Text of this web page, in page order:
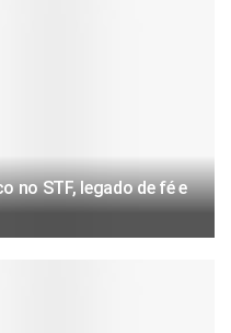
no STF, legado de fé e